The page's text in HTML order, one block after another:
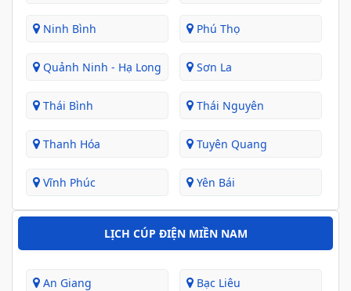
Ninh Bình Phú Thọ
Quảnh Ninh - Hạ Long Sơn La
Thái Bình Thái Nguyên
Thanh Hóa Tuyên Quang
Vĩnh Phúc Yên Bái
LỊCH CÚP ĐIỆN MIỀN NAM
An Giang Bạc Liêu